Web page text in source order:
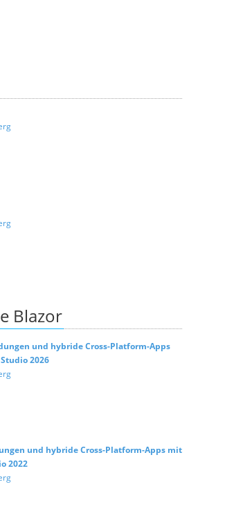
Blazor
und hybride Cross-Platform-Apps
2026
und hybride Cross-Platform-Apps mit
2022